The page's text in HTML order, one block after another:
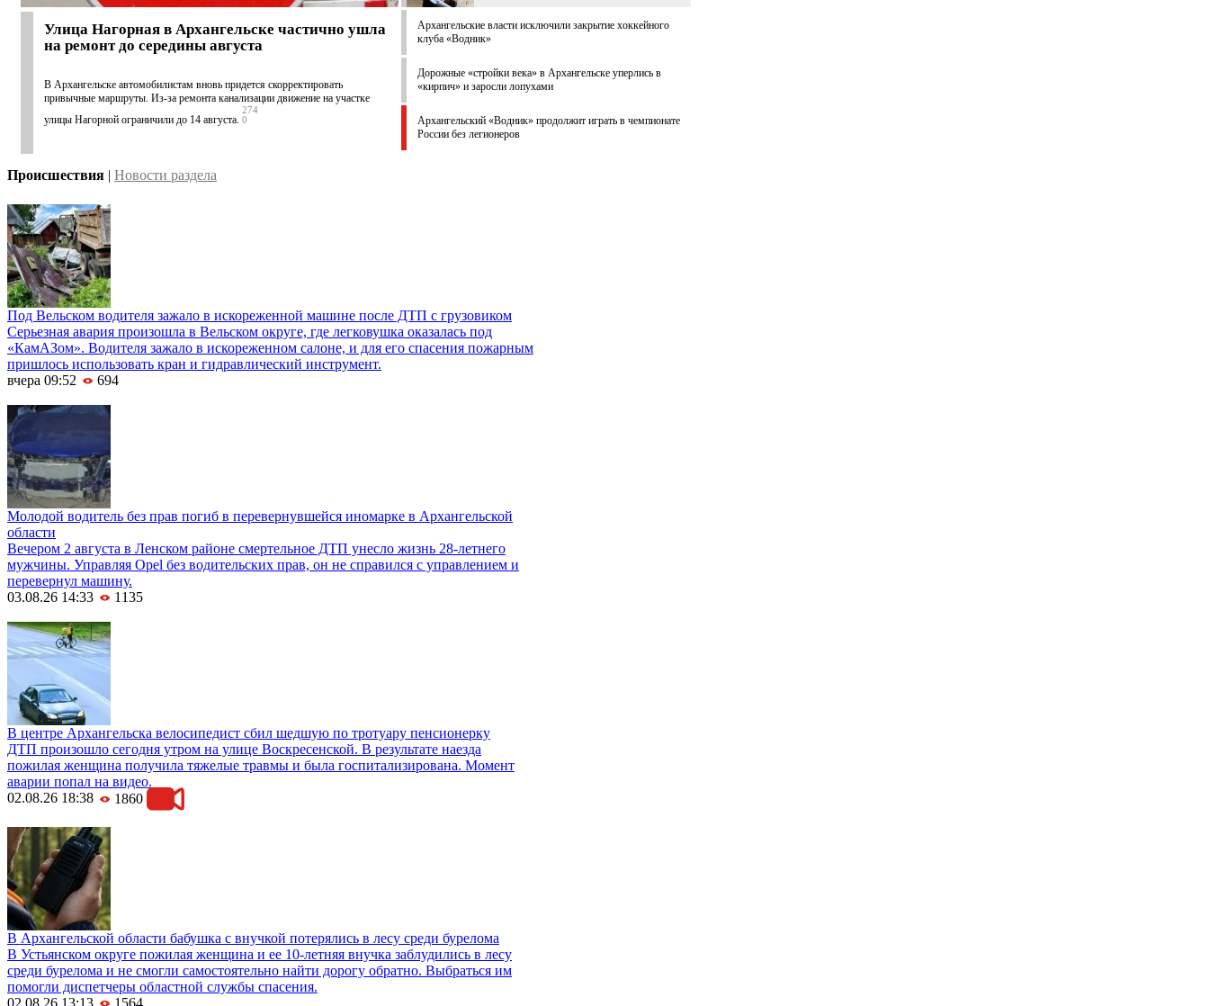
Улица Нагорная в Архангельске частично ушла
на ремонт до середины августа
В Архангельске автомобилистам вновь придется скорректировать
привычные маршруты. Из-за ремонта канализации движение на участке
улицы Нагорной ограничили до 14 августа.
274
0
Архангельские власти исключили закрытие хоккейного
клуба «Водник»
Дорожные «стройки века» в Архангельске уперлись в
«кирпич» и заросли лопухами
Архангельский «Водник» продолжит играть в чемпионате
России без легионеров
Происшествия | Новости раздела
Под Вельском водителя зажало в искореженной машине после ДТП с грузовиком
Серьезная авария произошла в Вельском округе, где легковушка оказалась под
«КамАЗом». Водителя зажало в искореженном салоне, и для его спасения пожарным
пришлось использовать кран и гидравлический инструмент.
вчера 09:52
694
Молодой водитель без прав погиб в перевернувшейся иномарке в Архангельской
области
Вечером 2 августа в Ленском районе смертельное ДТП унесло жизнь 28-летнего
мужчины. Управляя Opel без водительских прав, он не справился с управлением и
перевернул машину.
03.08.26 14:33
1135
В центре Архангельска велосипедист сбил шедшую по тротуару пенсионерку
ДТП произошло сегодня утром на улице Воскресенской. В результате наезда
пожилая женщина получила тяжелые травмы и была госпитализирована. Момент
аварии попал на видео.
02.08.26 18:38
1860
В Архангельской области бабушка с внучкой потерялись в лесу среди бурелома
В Устьянском округе пожилая женщина и ее 10-летняя внучка заблудились в лесу
среди бурелома и не смогли самостоятельно найти дорогу обратно. Выбраться им
помогли диспетчеры областной службы спасения.